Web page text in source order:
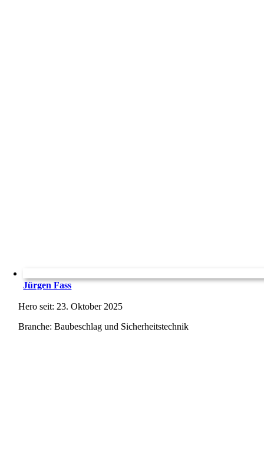
Jürgen Fass
Hero seit: 23. Oktober 2025
Branche: Baubeschlag und Sicherheitstechnik